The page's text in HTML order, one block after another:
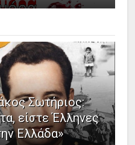
Σωτήριος:
είστε Έλληνες
Ελλάδα»